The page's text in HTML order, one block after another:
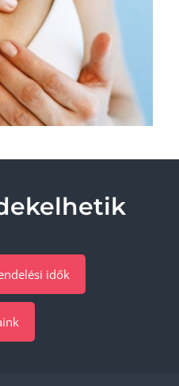
idők